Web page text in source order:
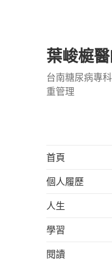
葉峻榳
台南糖尿病專
重管理
首頁
個人履歷
人生
學習
閱讀